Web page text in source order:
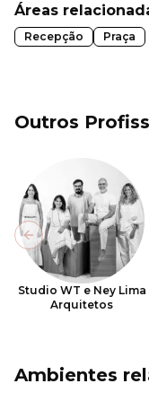
Áreas
Recepção Praça
Outros
Studio WT e Ney Lima
Arquitetos
Previous slide
Ambientes